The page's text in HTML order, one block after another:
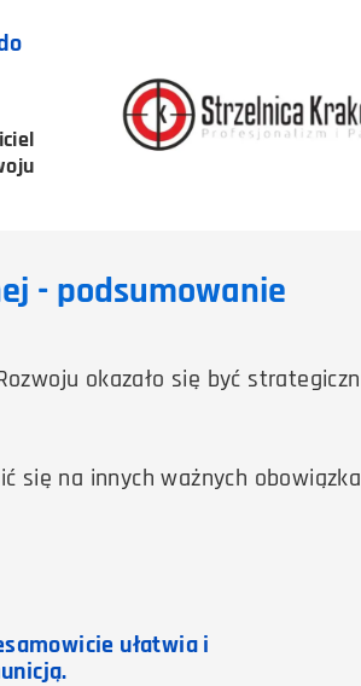
- podsumowanie
okazało się być
się na innych ważnych
ułatwia i